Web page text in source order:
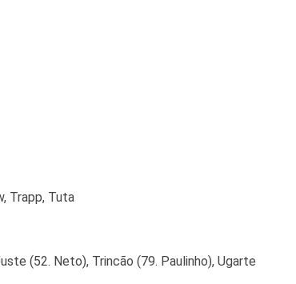
Trapp, Tuta
(52. Neto), Trincão (79. Paulinho), Ugarte